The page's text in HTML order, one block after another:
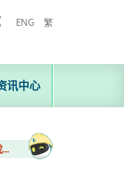
ENG 繁
讯中心